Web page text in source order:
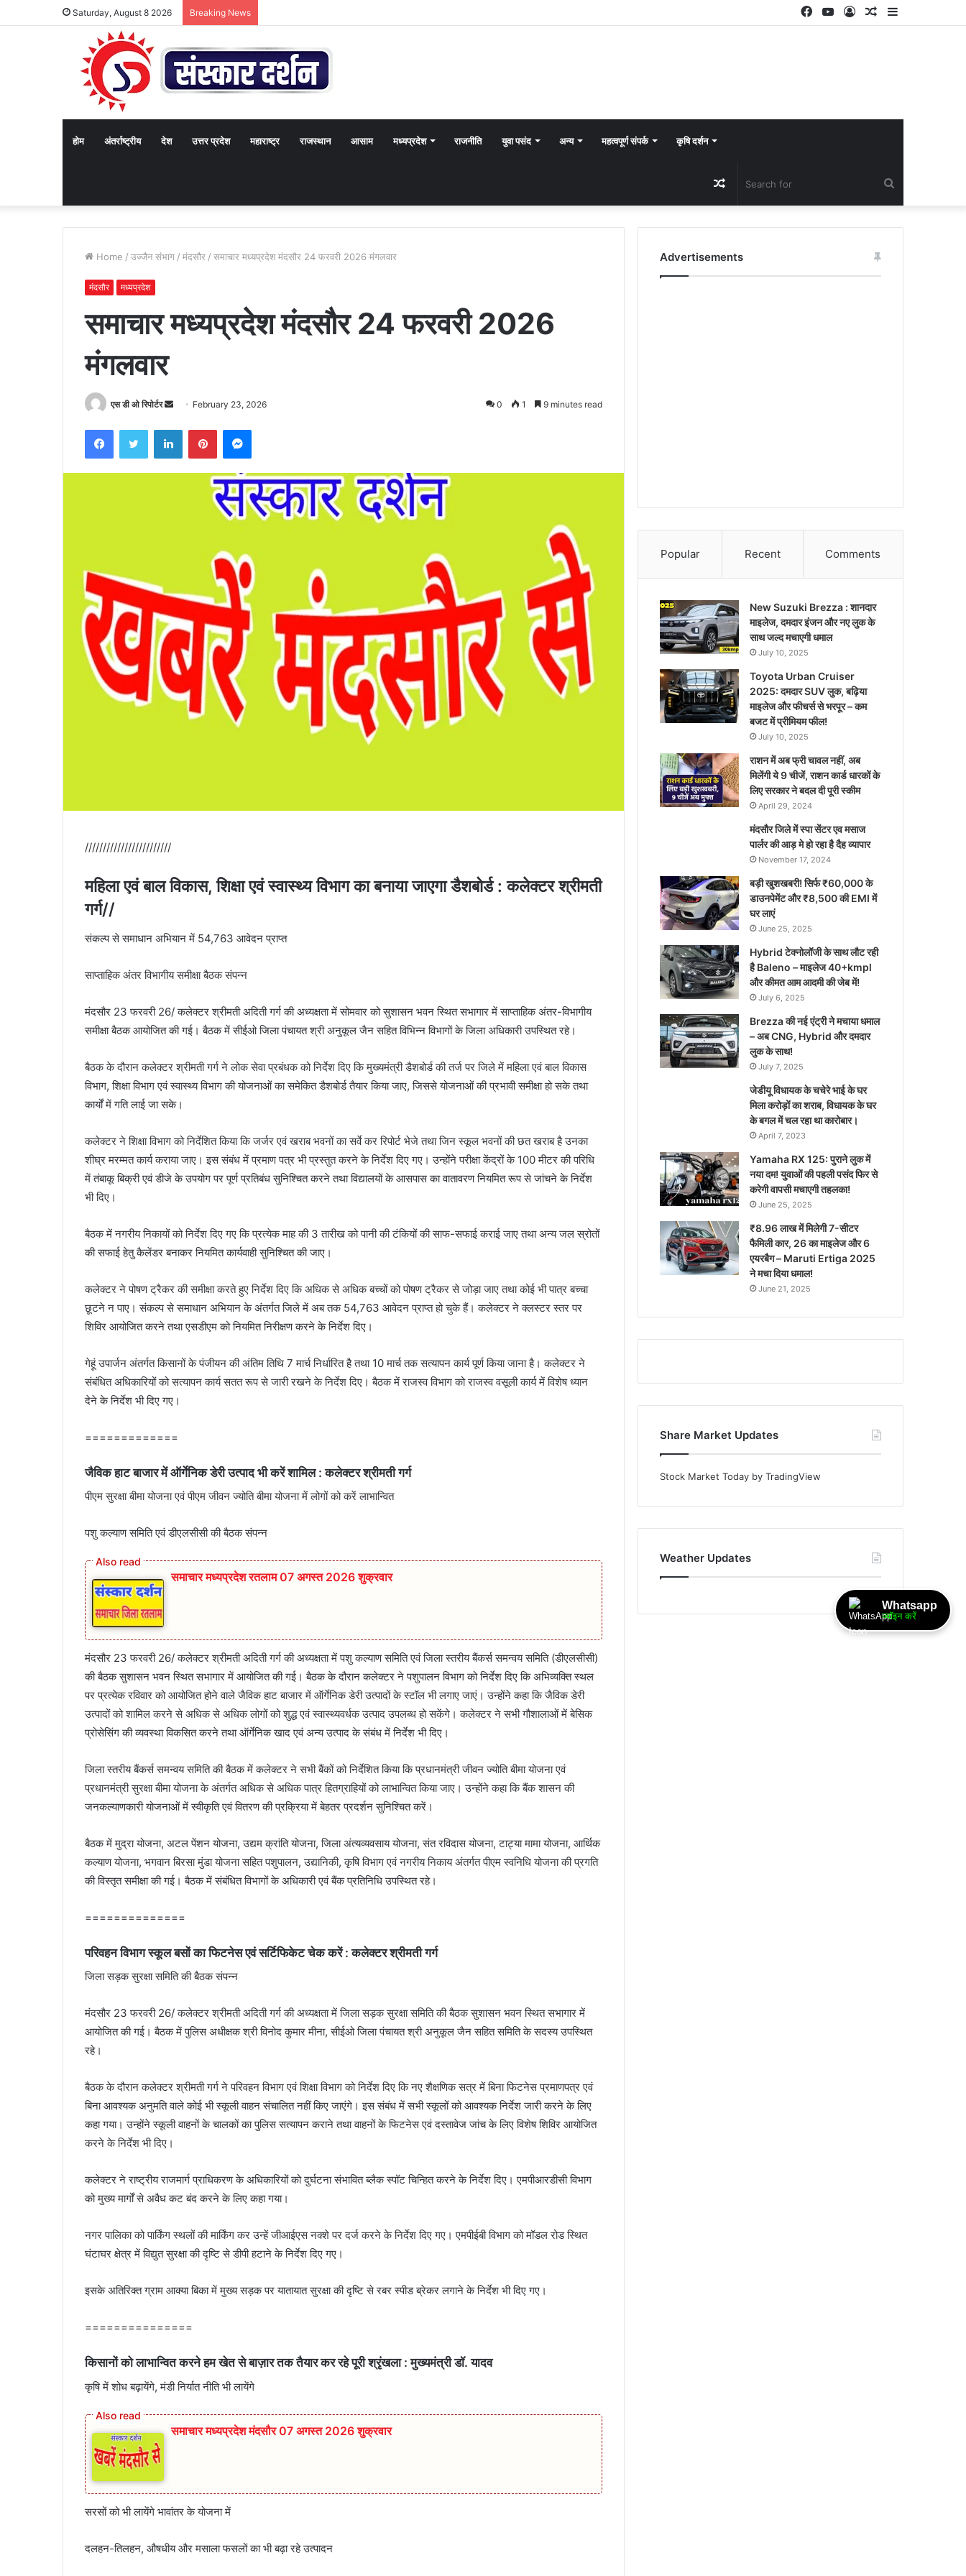
Saturday, August 8 2026 Breaking News Sidebar
Random
Log
YouTube
Facebook
होम अंतर्राष्ट्रीय देश उत्तर प्रदेश महाराष्ट्र राजस्थान आसाम मध्यप्रदेश राजनीति युवा पसंद अन्य महत्वपूर्ण संपर्क कृषि दर्शन
for
Random
Article
Home / उज्जैन संभाग / मंदसौर / समाचार मध्यप्रदेश मंदसौर 24 फरवरी 2026 मंगलवार
मंदसौर मध्यप्रदेश
समाचार मध्यप्रदेश मंदसौर 24 फरवरी 2026
मंगलवार
एस डी ओ रिपोर्टर
Send February 23, 2026 0 1 9 minutes read
FacebookTwitter LinkedInPinterestMessenger
////////////////////////
महिला एवं बाल विकास, शिक्षा एवं स्वास्थ्य विभाग का बनाया जाएगा डैशबोर्ड : कलेक्टर श्रीमती
गर्ग//
संकल्प से समाधान अभियान में 54,763 आवेदन प्राप्त
साप्ताहिक अंतर विभागीय समीक्षा बैठक संपन्न
मंदसौर 23 फरवरी 26/ कलेक्टर श्रीमती अदिती गर्ग की अध्यक्षता में सोमवार को सुशासन भवन स्थित सभागार में साप्ताहिक अंतर-विभागीय
समीक्षा बैठक आयोजित की गई। बैठक में सीईओ जिला पंचायत श्री अनुकूल जैन सहित विभिन्न विभागों के जिला अधिकारी उपस्थित रहे।
बैठक के दौरान कलेक्टर श्रीमती गर्ग ने लोक सेवा प्रबंधक को निर्देश दिए कि मुख्यमंत्री डैशबोर्ड की तर्ज पर जिले में महिला एवं बाल विकास
विभाग, शिक्षा विभाग एवं स्वास्थ्य विभाग की योजनाओं का समेकित डैशबोर्ड तैयार किया जाए, जिससे योजनाओं की प्रभावी समीक्षा हो सके तथा
कार्यों में गति लाई जा सके।
कलेक्टर ने शिक्षा विभाग को निर्देशित किया कि जर्जर एवं खराब भवनों का सर्वे कर रिपोर्ट भेजे तथा जिन स्कूल भवनों की छत खराब है उनका
शीघ्र मरम्मत कार्य कराया जाए। इस संबंध में प्रमाण पत्र भी प्रस्तुत करने के निर्देश दिए गए। उन्होंने परीक्षा केंद्रों के 100 मीटर की परिधि
में तंबाकू बिक्री एवं डीजे के उपयोग पर पूर्ण प्रतिबंध सुनिश्चित करने तथा विद्यालयों के आसपास का वातावरण नियमित रूप से जांचने के निर्देश
भी दिए।
बैठक में नगरीय निकायों को निर्देश दिए गए कि प्रत्येक माह की 3 तारीख को पानी की टंकियों की साफ-सफाई कराई जाए तथा अन्य जल स्रोतों
की सफाई हेतु कैलेंडर बनाकर नियमित कार्यवाही सुनिश्चित की जाए।
कलेक्टर ने पोषण ट्रैकर की समीक्षा करते हुए निर्देश दिए कि अधिक से अधिक बच्चों को पोषण ट्रैकर से जोड़ा जाए तथा कोई भी पात्र बच्चा
छूटने न पाए। संकल्प से समाधान अभियान के अंतर्गत जिले में अब तक 54,763 आवेदन प्राप्त हो चुके हैं। कलेक्टर ने क्लस्टर स्तर पर
शिविर आयोजित करने तथा एसडीएम को नियमित निरीक्षण करने के निर्देश दिए।
गेहूं उपार्जन अंतर्गत किसानों के पंजीयन की अंतिम तिथि 7 मार्च निर्धारित है तथा 10 मार्च तक सत्यापन कार्य पूर्ण किया जाना है। कलेक्टर ने
संबंधित अधिकारियों को सत्यापन कार्य सतत रूप से जारी रखने के निर्देश दिए। बैठक में राजस्व विभाग को राजस्व वसूली कार्य में विशेष ध्यान
देने के निर्देश भी दिए गए।
=============
जैविक हाट बाजार में ऑर्गेनिक डेरी उत्पाद भी करें शामिल : कलेक्टर श्रीमती गर्ग
पीएम सुरक्षा बीमा योजना एवं पीएम जीवन ज्योति बीमा योजना में लोगों को करें लाभान्वित
पशु कल्याण समिति एवं डीएलसीसी की बैठक संपन्न
समाचार मध्यप्रदेश रतलाम 07 अगस्त 2026 शुक्रवार
मंदसौर 23 फरवरी 26/ कलेक्टर श्रीमती अदिती गर्ग की अध्यक्षता में पशु कल्याण समिति एवं जिला स्तरीय बैंकर्स समन्वय समिति (डीएलसीसी)
की बैठक सुशासन भवन स्थित सभागार में आयोजित की गई। बैठक के दौरान कलेक्टर ने पशुपालन विभाग को निर्देश दिए कि अभिव्यक्ति स्थल
पर प्रत्येक रविवार को आयोजित होने वाले जैविक हाट बाजार में ऑर्गेनिक डेरी उत्पादों के स्टॉल भी लगाए जाएं। उन्होंने कहा कि जैविक डेरी
उत्पादों को शामिल करने से अधिक से अधिक लोगों को शुद्ध एवं स्वास्थ्यवर्धक उत्पाद उपलब्ध हो सकेंगे। कलेक्टर ने सभी गौशालाओं में बेसिक
प्रोसेसिंग की व्यवस्था विकसित करने तथा ऑर्गेनिक खाद एवं अन्य उत्पाद के संबंध में निर्देश भी दिए।
जिला स्तरीय बैंकर्स समन्वय समिति की बैठक में कलेक्टर ने सभी बैंकों को निर्देशित किया कि प्रधानमंत्री जीवन ज्योति बीमा योजना एवं
प्रधानमंत्री सुरक्षा बीमा योजना के अंतर्गत अधिक से अधिक पात्र हितग्राहियों को लाभान्वित किया जाए। उन्होंने कहा कि बैंक शासन की
जनकल्याणकारी योजनाओं में स्वीकृति एवं वितरण की प्रक्रिया में बेहतर प्रदर्शन सुनिश्चित करें।
बैठक में मुद्रा योजना, अटल पेंशन योजना, उद्यम क्रांति योजना, जिला अंत्यव्यवसाय योजना, संत रविदास योजना, टाट्या मामा योजना, आर्थिक
कल्याण योजना, भगवान बिरसा मुंडा योजना सहित पशुपालन, उद्यानिकी, कृषि विभाग एवं नगरीय निकाय अंतर्गत पीएम स्वनिधि योजना की प्रगति
की विस्तृत समीक्षा की गई। बैठक में संबंधित विभागों के अधिकारी एवं बैंक प्रतिनिधि उपस्थित रहे।
==============
परिवहन विभाग स्कूल बसों का फिटनेस एवं सर्टिफिकेट चेक करें : कलेक्टर श्रीमती गर्ग
जिला सड़क सुरक्षा समिति की बैठक संपन्न
मंदसौर 23 फरवरी 26/ कलेक्टर श्रीमती अदिती गर्ग की अध्यक्षता में जिला सड़क सुरक्षा समिति की बैठक सुशासन भवन स्थित सभागार में
आयोजित की गई। बैठक में पुलिस अधीक्षक श्री विनोद कुमार मीना, सीईओ जिला पंचायत श्री अनुकूल जैन सहित समिति के सदस्य उपस्थित
रहे।
बैठक के दौरान कलेक्टर श्रीमती गर्ग ने परिवहन विभाग एवं शिक्षा विभाग को निर्देश दिए कि नए शैक्षणिक सत्र में बिना फिटनेस प्रमाणपत्र एवं
बिना आवश्यक अनुमति वाले कोई भी स्कूली वाहन संचालित नहीं किए जाएंगे। इस संबंध में सभी स्कूलों को आवश्यक निर्देश जारी करने के लिए
कहा गया। उन्होंने स्कूली वाहनों के चालकों का पुलिस सत्यापन कराने तथा वाहनों के फिटनेस एवं दस्तावेज जांच के लिए विशेष शिविर आयोजित
करने के निर्देश भी दिए।
कलेक्टर ने राष्ट्रीय राजमार्ग प्राधिकरण के अधिकारियों को दुर्घटना संभावित ब्लैक स्पॉट चिन्हित करने के निर्देश दिए। एमपीआरडीसी विभाग
को मुख्य मार्गों से अवैध कट बंद करने के लिए कहा गया।
नगर पालिका को पार्किंग स्थलों की मार्किंग कर उन्हें जीआईएस नक्शे पर दर्ज करने के निर्देश दिए गए। एमपीईबी विभाग को मॉडल रोड स्थित
घंटाघर क्षेत्र में विद्युत सुरक्षा की दृष्टि से डीपी हटाने के निर्देश दिए गए।
इसके अतिरिक्त ग्राम आक्या बिका में मुख्य सड़क पर यातायात सुरक्षा की दृष्टि से रबर स्पीड ब्रेकर लगाने के निर्देश भी दिए गए।
===============
किसानों को लाभान्वित करने हम खेत से बाज़ार तक तैयार कर रहे पूरी श्रृंखला : मुख्यमंत्री डॉ. यादव
कृषि में शोध बढ़ायेंगे, मंडी निर्यात नीति भी लायेंगे
समाचार मध्यप्रदेश मंदसौर 07 अगस्त 2026 शुक्रवार
सरसों को भी लायेंगे भावांतर के योजना में
दलहन-तिलहन, औषधीय और मसाला फसलों का भी बढ़ा रहे उत्पादन
Advertisements
Popular Recent Comments
New Suzuki Brezza : शानदार
माइलेज, दमदार इंजन और नए लुक के
साथ जल्द मचाएगी धमाल
July 10, 2025
Toyota Urban Cruiser
2025: दमदार SUV लुक, बढ़िया
माइलेज और फीचर्स से भरपूर – कम
बजट में प्रीमियम फील!
July 10, 2025
राशन में अब फ्री चावल नहीं, अब
मिलेंगी ये 9 चीजें, राशन कार्ड धारकों के
लिए सरकार ने बदल दी पूरी स्कीम
April 29, 2024
मंदसौर जिले में स्पा सेंटर एव मसाज
पार्लर की आड़ मे हो रहा है दैह व्यापार
November 17, 2024
बड़ी खुशखबरी! सिर्फ ₹60,000 के
डाउनपेमेंट और ₹8,500 की EMI में
घर लाएं
June 25, 2025
Hybrid टेक्नोलॉजी के साथ लौट रही
है Baleno – माइलेज 40+kmpl
और कीमत आम आदमी की जेब में!
July 6, 2025
Brezza की नई एंट्री ने मचाया धमाल
– अब CNG, Hybrid और दमदार
लुक के साथ!
July 7, 2025
जेडीयू विधायक के चचेरे भाई के घर
मिला करोड़ों का शराब, विधायक के घर
के बगल में चल रहा था कारोबार।
April 7, 2023
Yamaha RX 125: पुराने लुक में
नया दम! युवाओं की पहली पसंद फिर से
करेगी वापसी मचाएगी तहलका!
June 25, 2025
₹8.96 लाख में मिलेगी 7-सीटर
फैमिली कार, 26 का माइलेज और 6
एयरबैग – Maruti Ertiga 2025
ने मचा दिया धमाल!
June 21, 2025
Share Market Updates
Stock Market Today by TradingView
Weather Updates
Whatsapp
ज्वॉइन करें